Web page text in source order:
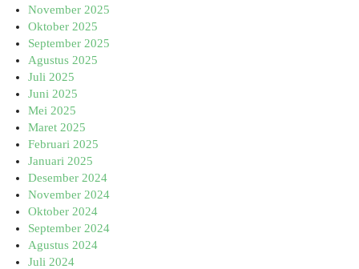
November 2025
Oktober 2025
September 2025
Agustus 2025
Juli 2025
Juni 2025
Mei 2025
Maret 2025
Februari 2025
Januari 2025
Desember 2024
November 2024
Oktober 2024
September 2024
Agustus 2024
Juli 2024